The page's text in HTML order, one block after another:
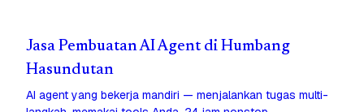
Jasa Pembuatan AI Agent di Humbang
Hasundutan
AI agent yang bekerja mandiri — menjalankan tugas multi-